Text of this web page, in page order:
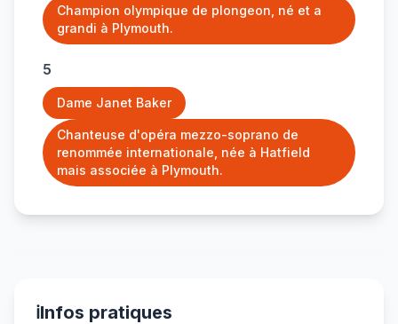
Champion olympique de plongeon, né et a
grandi à Plymouth.
5
Dame Janet Baker
Chanteuse d'opéra mezzo-soprano de
renommée internationale, née à Hatfield
mais associée à Plymouth.
ℹ️Infos pratiques